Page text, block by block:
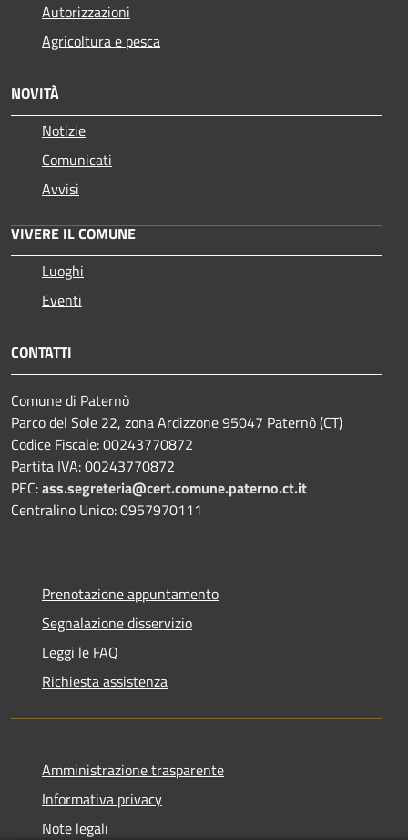
Autorizzazioni
Agricoltura e pesca
NOVITÀ
Notizie
Comunicati
Avvisi
VIVERE IL COMUNE
Luoghi
Eventi
CONTATTI
Comune di Paternò
Parco del Sole 22, zona Ardizzone 95047 Paternò (CT)
Codice Fiscale: 00243770872
Partita IVA: 00243770872
PEC:ass.segreteria@cert.comune.paterno.ct.it
Centralino Unico: 0957970111
Prenotazione appuntamento
Segnalazione disservizio
Leggi le FAQ
Richiesta assistenza
Amministrazione trasparente
Informativa privacy
Note legali